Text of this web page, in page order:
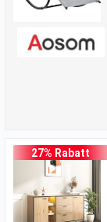
27% Rabatt